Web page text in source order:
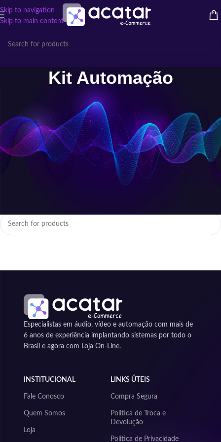
Skip to navigation
Skip to main content
Kit Automação
Kit Automação: Praticidade e
Tecnologia em um Só Pacote
Simplifique a automação comKits de Automaçãocompletos. Soluções
prontas para integrar iluminação, áudio, vídeo e segurança, trazendo
facilidade e inovação para o seu projeto.
Kit Automação
Especialistas em áudio, vídeo e automação com mais de
6 anos de experiência implantando sistemas por todo o
Brasil e agora com Loja On-Line.
INSTITUCIONAL
Fale Conosco
Quem Somos
Loja
LINKS ÚTEIS
Compra Segura
Politica de Troca e
Devolução
Politica de Privacidade